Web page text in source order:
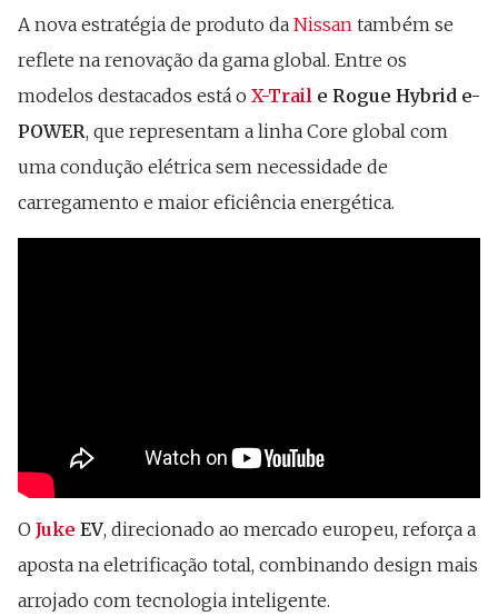
A nova estratégia de produto da Nissan também se
reflete na renovação da gama global. Entre os
modelos destacados está o X-Trail e Rogue Hybrid e-
POWER, que representam a linha Core global com
uma condução elétrica sem necessidade de
carregamento e maior eficiência energética.
O Juke EV, direcionado ao mercado europeu, reforça a
aposta na eletrificação total, combinando design mais
arrojado com tecnologia inteligente.